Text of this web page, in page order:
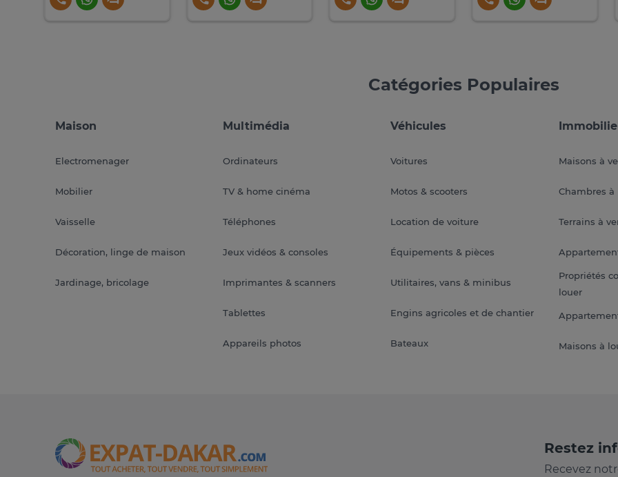
Catégories Populaires
Maison
Electromenager
Mobilier
Vaisselle
Décoration, linge de maison
Jardinage, bricolage
Multimédia
Ordinateurs
TV & home cinéma
Téléphones
Jeux vidéos & consoles
Imprimantes & scanners
Tablettes
Appareils photos
Véhicules
Voitures
Motos & scooters
Location de voiture
Équipements & pièces
Utilitaires, vans & minibus
Engins agricoles et de chantier
Bateaux
Maisons à
Chambres à
Terrains à
Propriétés
louer
Maisons à
Restez
Recevez